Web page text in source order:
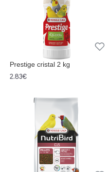
Prestige cristal 2 kg
2.83€